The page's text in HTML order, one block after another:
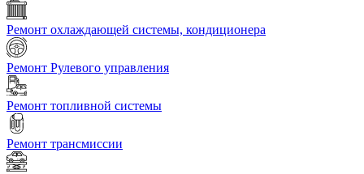
Ремонт охлаждающей системы, кондиционера
Ремонт Рулевого управления
Ремонт топливной системы
Ремонт трансмиссии